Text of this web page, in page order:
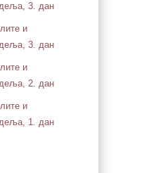
3. дан
и
3. дан
и
2. дан
и
1. дан